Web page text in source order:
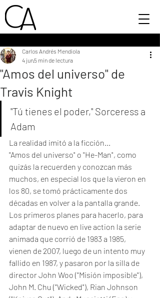
"Amos del universo" de
Travis Knight
Carlos Andrés Mendiola
4 jun5 min de lectura
"Tú tienes el poder," Sorceress a
Adam
La realidad imitó a la ficción...
"Amos del universo" o "He-Man", como
quizás la recuerden y conozcan más
muchos, en especial los que la vieron en
los 80, se tomó prácticamente dos
décadas en volver a la pantalla grande.
Los primeros planes para hacerlo, para
adaptar de nuevo en live action la serie
animada que corrió de 1983 a 1985,
vienen de 2007, luego de un intento muy
fallido en 1987, y pasaron por la silla de
director John Woo ("Misión imposible"),
John M. Chu ("Wicked"), Rian Johnson